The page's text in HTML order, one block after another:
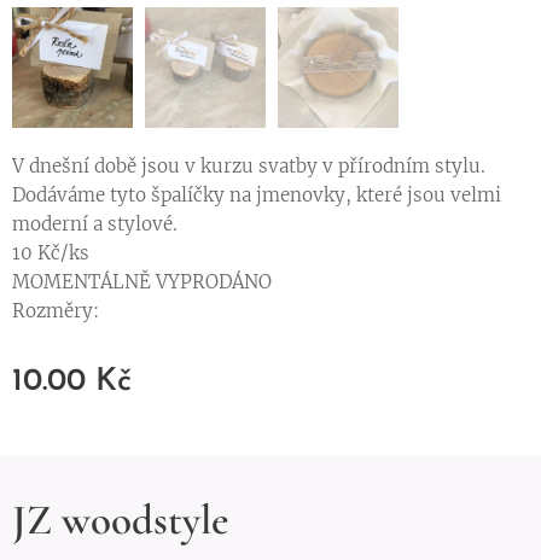
V dnešní době jsou v kurzu svatby v přírodním stylu.
Dodáváme tyto špalíčky na jmenovky, které jsou velmi
moderní a stylové.
10 Kč/ks
MOMENTÁLNĚ VYPRODÁNO
Rozměry:
10.00 Kč
JZ woodstyle